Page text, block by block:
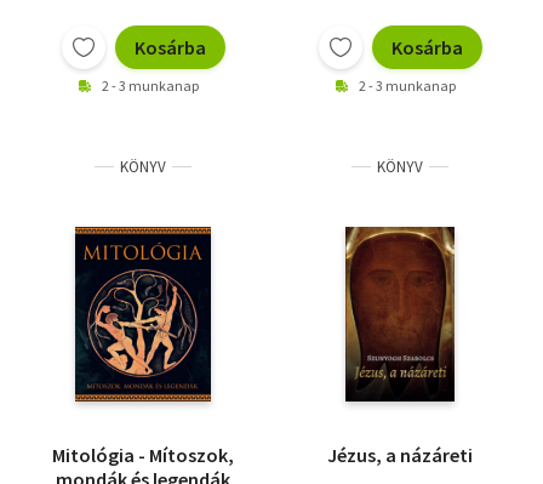
Kosárba
2 - 3 munkanap
Kosárba
2 - 3 munkanap
KÖNYV
Mitológia - Mítoszok,
mondák és legendák
KÖNYV
Jézus, a názáreti